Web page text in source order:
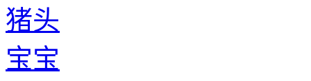
猪头
宝宝